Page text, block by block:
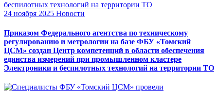
24 ноября 2025 Новости
Приказом Федерального агентства по техническому
регулированию и метрологии на базе ФБУ «Томский
ЦСМ» создан Центр компетенций в области обеспечения
единства измерений при промышленном кластере
Электроники и беспилотных технологий на территории ТО